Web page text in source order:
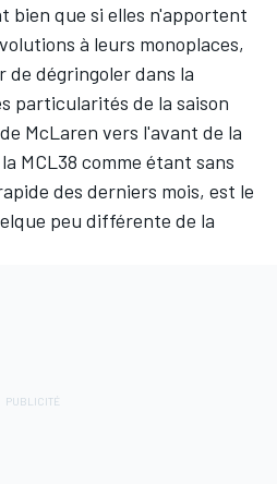
bien que si elles n'apportent
à leurs monoplaces,
de dégringoler dans la
particularités de la saison
McLaren vers l'avant de la
MCL38 comme étant sans
des derniers mois, est le
peu différente de la